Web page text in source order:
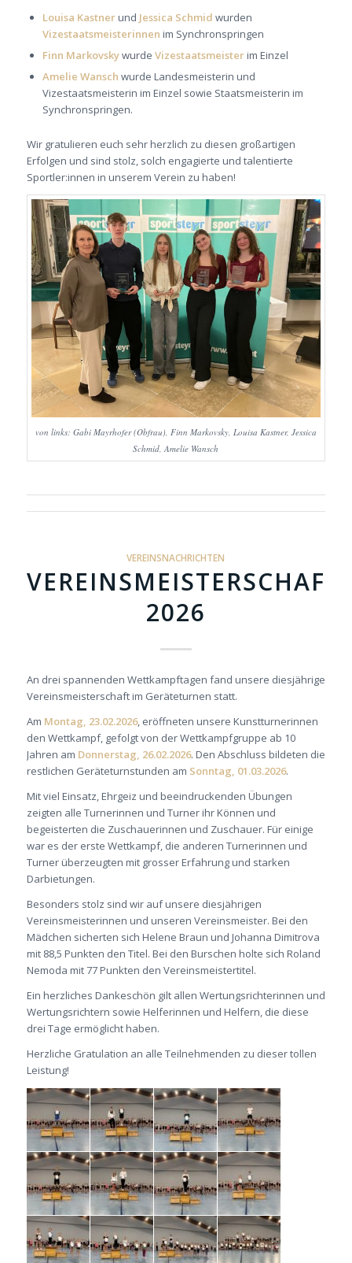
Louisa Kastnerund Jessica Schmid wurden
Vizestaatsmeisterinnen im Synchronspringen
Finn Markovskywurde Vizestaatsmeisterim Einzel
Amelie Wansch wurde Landesmeisterin und
Vizestaatsmeisterin im Einzel sowie Staatsmeisterin im
Synchronspringen.
Wir gratulieren euch sehr herzlich zu diesen großartigen
Erfolgen und sind stolz, solch engagierte und talentierte
Sportler:innen in unserem Verein zu haben!
von links: Gabi Mayrhofer (Obfrau), Finn Markovsky, Louisa Kastner, Jessica
Schmid, Amelie Wansch
VEREINSNACHRICHTEN
VEREINSMEISTERSCHAFT
2026
An drei spannenden Wettkampftagen fand unsere diesjährige
Vereinsmeisterschaft im Geräteturnen statt.
Am Montag, 23.02.2026, eröffneten unsere Kunstturnerinnen
den Wettkampf, gefolgt von der Wettkampfgruppe ab 10
Jahren am Donnerstag, 26.02.2026. Den Abschluss bildeten die
restlichen Geräteturnstunden am Sonntag, 01.03.2026.
Mit viel Einsatz, Ehrgeiz und beeindruckenden Übungen
zeigten alle Turnerinnen und Turner ihr Können und
begeisterten die Zuschauerinnen und Zuschauer. Für einige
war es der erste Wettkampf, die anderen Turnerinnen und
Turner überzeugten mit grosser Erfahrung und starken
Darbietungen.
Besonders stolz sind wir auf unsere diesjährigen
Vereinsmeisterinnen und unseren Vereinsmeister. Bei den
Mädchen sicherten sich Helene Braun und Johanna Dimitrova
mit 88,5 Punkten den Titel. Bei den Burschen holte sich Roland
Nemoda mit 77 Punkten den Vereinsmeistertitel.
Ein herzliches Dankeschön gilt allen Wertungsrichterinnen und
Wertungsrichtern sowie Helferinnen und Helfern, die diese
drei Tage ermöglicht haben.
Herzliche Gratulation an alle Teilnehmenden zu dieser tollen
Leistung!